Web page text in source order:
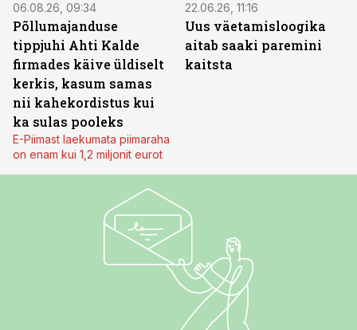
06.08.26, 09:34
Põllumajanduse
tippjuhi Ahti Kalde
firmades käive üldiselt
kerkis, kasum samas
nii kahekordistus kui
ka sulas pooleks
E-Piimast laekumata piimaraha
on enam kui 1,2 miljonit eurot
22.06.26, 11:16
Uus väetamisloogika
aitab saaki paremini
kaitsta